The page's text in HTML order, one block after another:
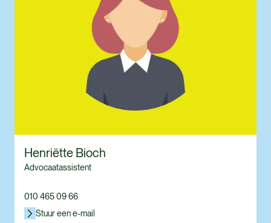
Henriëtte Bioch
Advocaatassistent
010 465 09 66
Stuur een e-mail